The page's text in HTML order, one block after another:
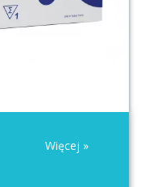
Więcej »